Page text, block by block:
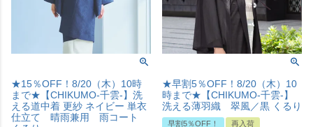
★15％OFF！8/20（木）10時
まで★【CHIKUMO-千雲-】洗
える道中着 更紗 ネイビー 単衣
仕立て 晴雨兼用 雨コート
★早割5％OFF！8/20（木）10
時まで★【CHIKUMO-千雲-】
洗える薄羽織 翠風／黒 くるり
早割5％OFF！
再入荷